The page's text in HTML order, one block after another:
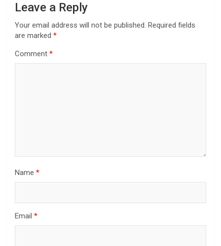
Leave a Reply
Your email address will not be published. Required fields
are marked *
Comment *
Name *
Email *